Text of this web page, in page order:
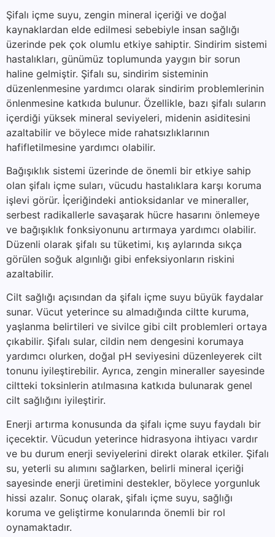
Şifalı içme suyu, zengin mineral içeriği ve doğal
kaynaklardan elde edilmesi sebebiyle insan sağlığı
üzerinde pek çok olumlu etkiye sahiptir. Sindirim sistemi
hastalıkları, günümüz toplumunda yaygın bir sorun
haline gelmiştir. Şifalı su, sindirim sisteminin
düzenlenmesine yardımcı olarak sindirim problemlerinin
önlenmesine katkıda bulunur. Özellikle, bazı şifalı suların
içerdiği yüksek mineral seviyeleri, midenin asiditesini
azaltabilir ve böylece mide rahatsızlıklarının
hafifletilmesine yardımcı olabilir.
Bağışıklık sistemi üzerinde de önemli bir etkiye sahip
olan şifalı içme suları, vücudu hastalıklara karşı koruma
işlevi görür. İçeriğindeki antioksidanlar ve mineraller,
serbest radikallerle savaşarak hücre hasarını önlemeye
ve bağışıklık fonksiyonunu artırmaya yardımcı olabilir.
Düzenli olarak şifalı su tüketimi, kış aylarında sıkça
görülen soğuk algınlığı gibi enfeksiyonların riskini
azaltabilir.
Cilt sağlığı açısından da şifalı içme suyu büyük faydalar
sunar. Vücut yeterince su almadığında ciltte kuruma,
yaşlanma belirtileri ve sivilce gibi cilt problemleri ortaya
çıkabilir. Şifalı sular, cildin nem dengesini korumaya
yardımcı olurken, doğal pH seviyesini düzenleyerek cilt
tonunu iyileştirebilir. Ayrıca, zengin mineraller sayesinde
ciltteki toksinlerin atılmasına katkıda bulunarak genel
cilt sağlığını iyileştirir.
Enerji artırma konusunda da şifalı içme suyu faydalı bir
içecektir. Vücudun yeterince hidrasyona ihtiyacı vardır
ve bu durum enerji seviyelerini direkt olarak etkiler. Şifalı
su, yeterli su alımını sağlarken, belirli mineral içeriği
sayesinde enerji üretimini destekler, böylece yorgunluk
hissi azalır. Sonuç olarak, şifalı içme suyu, sağlığı
koruma ve geliştirme konularında önemli bir rol
oynamaktadır.